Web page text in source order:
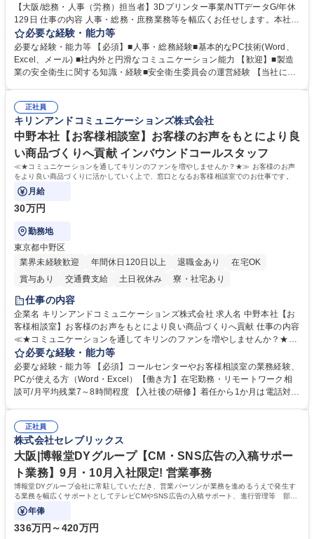
【大阪/総務・人事（労務）担当者】3Dプリンター事業/NTTデータG/年休
129日 仕事の内容 人事・総務・庶務業務等を幅広くお任せします。本社コ
ーポレート部門と連携しながら、決められた業務だけではなく、社員や現
場を支えるバックオフィス担当として状況に応じて柔軟に対応いただくこ
とを期待します。 【詳細】■入退社手続き、社員情報管理■入社時オリエ
ンテーションの実施■勤怠・各種申請内容の確認■採用業務のサポート■来
生に関する業務等■健康診断、産業医面談、休職・復職手続き等の労務サ
ポート■社内ルールの運用・各種社内案内■その他、拠点運営に関わる管理
部門業務 募集職種 【大阪/総務・人事（労務）担当者】3Dプリンター事
業/NTTデータG/年休129日
必要な経験・能力等
必要な経験・能力等 【必須】■人事・総務経験■基本的なPC技術(Word、
Excel、メール) ■社内外と円滑なコミュニケーション能力 【歓迎】■製造
業の安全衛生に関する知識・経験■安全衛生委員会の運営経験 【当社につ
アが磨けます。 ◎NTTデータグループであり福利厚生は充実しているとと
もに、働き方改革も推進しています。 学歴・資格 学歴：大学院 大学 高専
短大 専修学校 語学力： 資格：
正社員
キリンアンドコミュニケーションズ株式会社
中野本社【お客様相談室】お客様のお声をもとにより良
い商品づくりへ貢献 インバウンドコールスタッフ
≪★コミュニケーションを通してキリンのファンを増やしませんか？★≫ お客様のお声
をより良い商品づくりに活かしていく上で、窓口となるお客様相談室でのお仕事です。
月給
30万円
勤務地
東京都中野区
業界未経験歓迎
年間休日120日以上 退職金あり
在宅OK
賞与あり
交通費支給 土日祝休み 寮・社宅あり
仕事の内容
企業名 キリンアンドコミュニケーションズ株式会社 求人名 中野本社【お
客様相談室】お客様のお声をもとにより良い商品づくりへ貢献 仕事の内容
≪★コミュニケーションを通してキリンのファンを増やしませんか？★≫
お客様のお声をより良い商品づくりに活かしていく上で、窓口となるお客
様相談室でのお仕事です。 日々お客様からいただくキリングループへのご
意見を、企業活動に活かしています。お客様からの声に迅速かつ誠意をも
って対応、情報提供するとともにグループ内活動に反映しています。 【具
平均100件前後■メール・手紙：同上40件前後 募集職種 中野本社【お客様
相談室】お客様のお声をもとにより良い商品づくりへ貢献
必要な経験・能力等
必要な経験・能力等 【必須】コールセンターやお客様相談室の業務経験、
PCが使える方（Word・Excel）【働き方】在宅勤務・リモートワーク相
談可/月平均残業7～8時間程度 【入社後の研修】着任から1か月は電話対応
すのでご安心ください。 【当社について】キリングループの広報機能を担
う会社として、お客様との出会いを大切にし、磨き上げたホスピタリティ
を込めてコミュニケーションをとりながら広報関連業務を行っておりま
す。 学歴・資格 学歴：大学院 大学 高専 短大 専修学校 高校 語学力： 資
格：
正社員
株式会社セレブリックス
大阪|博報堂DYグループ【CM・SNS広告の入稿サポー
ト業務】9月・10月入社限定! 営業事務
博報堂DYグループ会社に常駐していただき、営業パーソンが業務を進めるうえで発生す
る業務を幅広くサポートとしてテレビCMやSNS広告の入稿サポート、進行管理等 部内
アシスタントとしての業務をお任せします。
年俸
336万円～420万円